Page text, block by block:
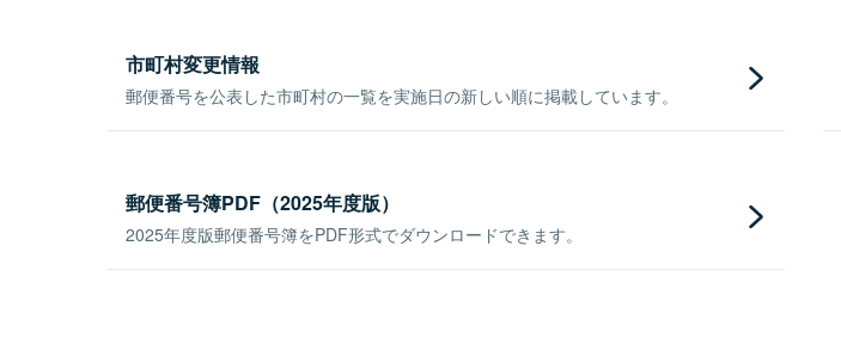
市町村変更情報
郵便番号を公表した市町村の一覧を実施日の新しい順に掲載しています。
郵便番号簿PDF（2025年度版）
2025年度版郵便番号簿をPDF形式でダウンロードできます。